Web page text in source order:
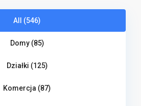
All (546)
Domy (85)
Działki (125)
Komercja (87)